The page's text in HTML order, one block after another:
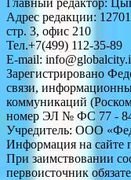
Адрес редакции:
стр. 3, офис 210
Тел.+7(499) 112-35-89
E-mail:
Зарегистрировано
связи,
коммуникаций
номер ЭЛ № ФС 77 -
Учредитель: ООО
Информация на сайте
При заимствовании
первоисточник